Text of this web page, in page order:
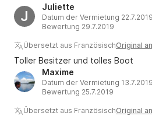
J
Juliette
Datum der Vermietung
Bewertung 29.7.2019
Übersetzt aus FranzösischOriginal
Toller Besitzer und tolles Boot
Maxime
Datum der Vermietung
Bewertung 25.7.2019
Übersetzt aus FranzösischOriginal